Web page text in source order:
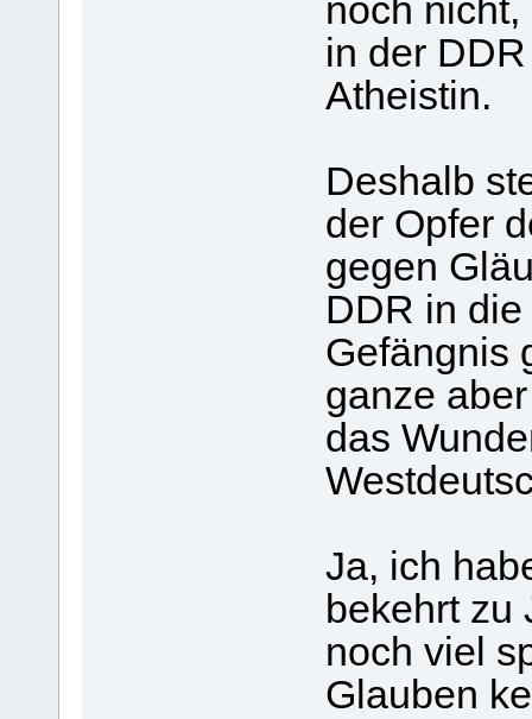
noch
in der
Atheistin.
Deshalb
der Opfer
gegen
DDR in
Gefängnis
ganze
das
Ja, ich
bekehrt zu
noch viel
Glauben